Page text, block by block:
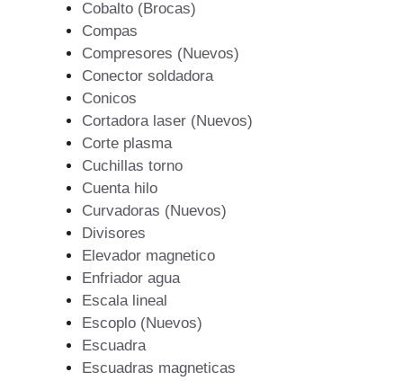
Cobalto (Brocas)
Compas
Compresores (Nuevos)
Conector soldadora
Conicos
Cortadora laser (Nuevos)
Corte plasma
Cuchillas torno
Cuenta hilo
Curvadoras (Nuevos)
Divisores
Elevador magnetico
Enfriador agua
Escala lineal
Escoplo (Nuevos)
Escuadra
Escuadras magneticas